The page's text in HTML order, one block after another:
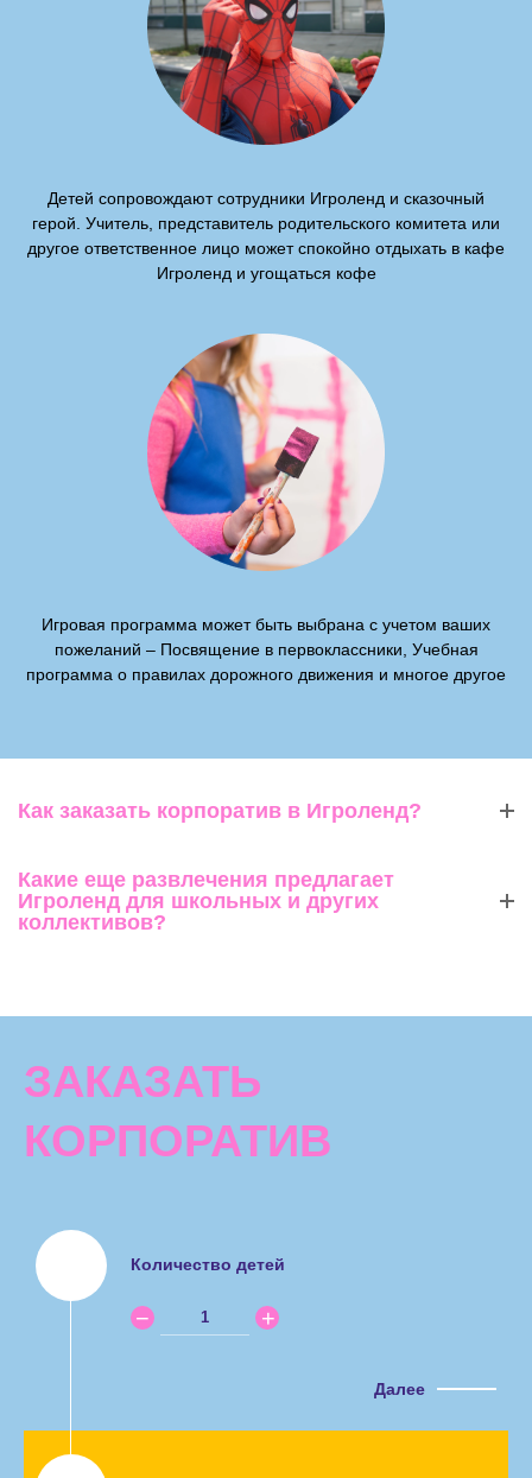
Детей сопровождают сотрудники Игроленд и сказочный
герой. Учитель, представитель родительского комитета или
другое ответственное лицо может спокойно отдыхать в кафе
Игроленд и угощаться кофе
Игровая программа может быть выбрана с учетом ваших
пожеланий – Посвящение в первоклассники, Учебная
программа о правилах дорожного движения и многое другое
Как заказать корпоратив в Игроленд?
Какие еще развлечения предлагает
Игроленд для школьных и других
коллективов?
ЗАКАЗАТЬ
КОРПОРАТИВ
Количество детей
Далее